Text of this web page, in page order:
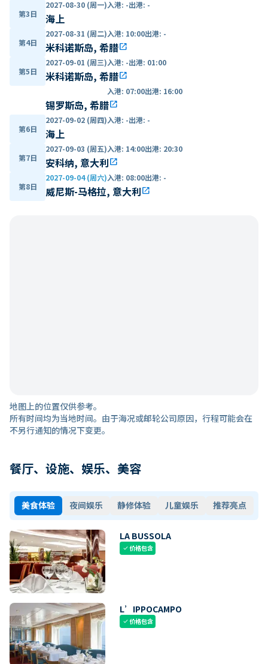
第3日
2027-08-30 (周一)入港: -出港: -
海上
第4日
2027-08-31 (周二)入港: 10:00出港: -
米科诺斯岛, 希腊open_in_new
第5日
2027-09-01 (周三)入港: -出港: 01:00
米科诺斯岛, 希腊open_in_new
入港: 07:00出港: 16:00
锡罗斯岛, 希腊open_in_new
第6日
2027-09-02 (周四)入港: -出港: -
海上
第7日
2027-09-03 (周五)入港: 14:00出港: 20:30
安科纳, 意大利open_in_new
第8日
2027-09-04 (周六)入港: 08:00出港: -
威尼斯-马格拉, 意大利open_in_new
地图上的位置仅供参考。
所有时间均为当地时间。由于海况或邮轮公司原因，行程可能会在
不另行通知的情况下变更。
餐厅、设施、娱乐、美容
美食体验 夜间娱乐 静修体验 儿童娱乐 推荐亮点
LA BUSSOLA
check价格包含
L’IPPOCAMPO
check价格包含